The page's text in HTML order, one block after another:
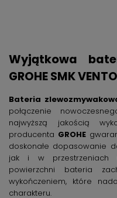
Wyjątkowa
GROHE SMK
Bateria
połączenie
najwyższą jakością
producenta GROHE
doskonałe dopasowanie
jak i w przestrzeniach
powierzchni bateria
wykończeniem, które
charakteru.